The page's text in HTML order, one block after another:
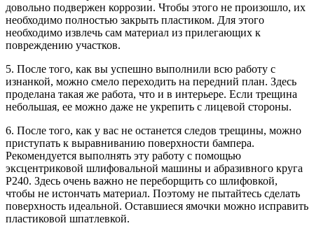
довольно подвержен коррозии. Чтобы этого не произошло, их
необходимо полностью закрыть пластиком. Для этого
необходимо извлечь сам материал из прилегающих к
повреждению участков.
5. После того, как вы успешно выполнили всю работу с
изнанкой, можно смело переходить на передний план. Здесь
проделана такая же работа, что и в интерьере. Если трещина
небольшая, ее можно даже не укрепить с лицевой стороны.
6. После того, как у вас не останется следов трещины, можно
приступать к выравниванию поверхности бампера.
Рекомендуется выполнять эту работу с помощью
эксцентриковой шлифовальной машины и абразивного круга
P240. Здесь очень важно не переборщить со шлифовкой,
чтобы не истончать материал. Поэтому не пытайтесь сделать
поверхность идеальной. Оставшиеся ямочки можно исправить
пластиковой шпатлевкой.